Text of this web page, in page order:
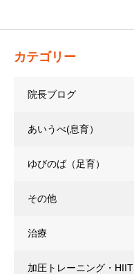
カテゴリー
院長ブログ
あいうべ(息育）
ゆびのば（足育）
その他
治療
加圧トレーニング・HIIT